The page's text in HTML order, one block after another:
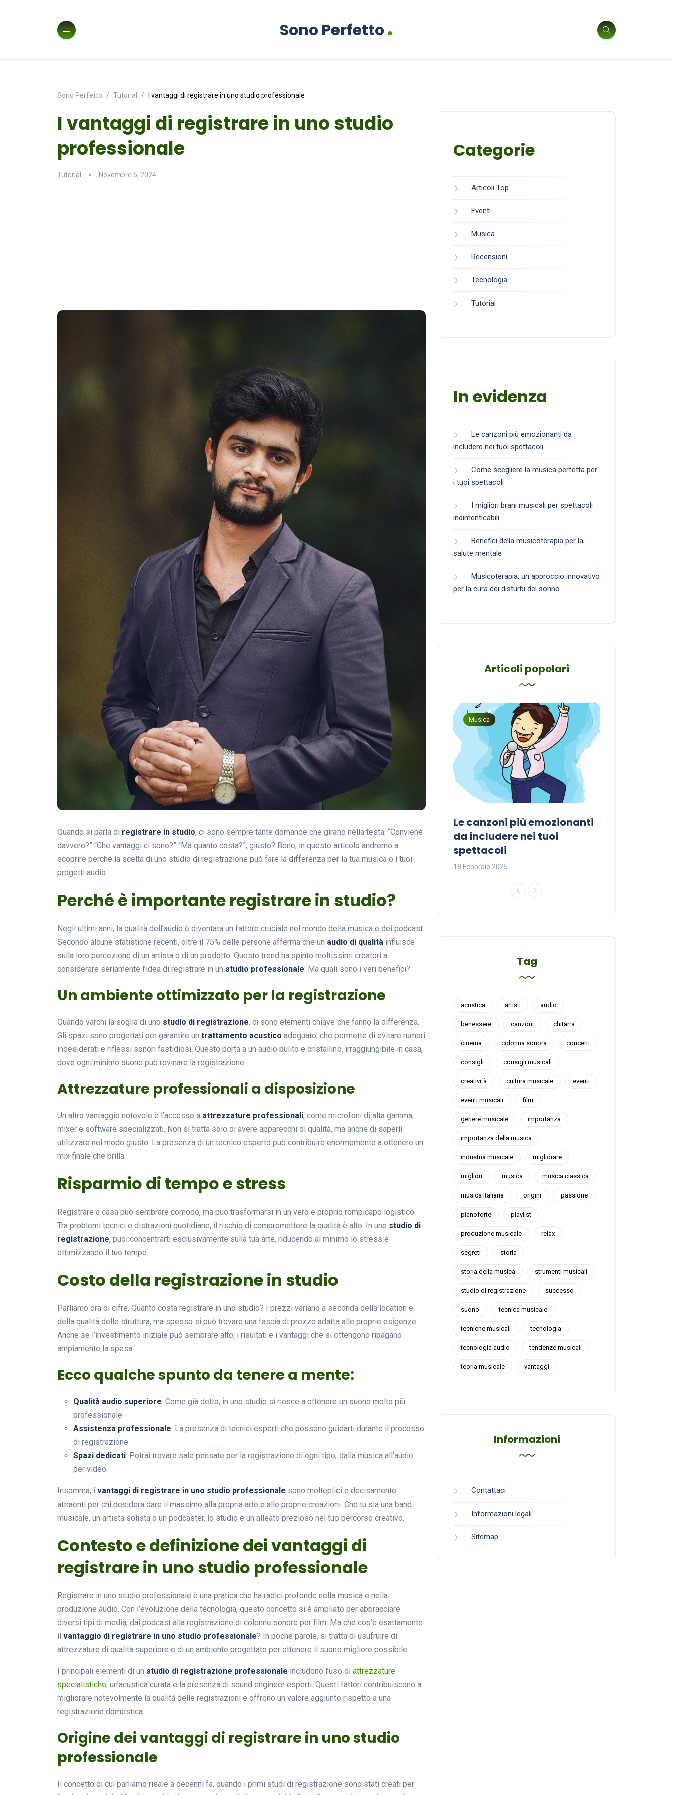
Sono Perfetto.
Sono Perfetto Tutorial I vantaggi di registrare in uno studio professionale
I vantaggi di registrare in uno studio
professionale
Tutorial Novembre 5, 2024
Quando si parla di registrare in studio, ci sono sempre tante domande che girano nella testa: “Conviene
davvero?” “Che vantaggi ci sono?” “Ma quanto costa?”, giusto? Bene, in questo articolo andremo a
scoprire perché la scelta di uno studio di registrazione può fare la differenza per la tua musica o i tuoi
progetti audio.
Perché è importante registrare in studio?
Negli ultimi anni, la qualità dell’audio è diventata un fattore cruciale nel mondo della musica e dei podcast.
Secondo alcune statistiche recenti, oltre il 75% delle persone afferma che un audio di qualità influisce
sulla loro percezione di un artista o di un prodotto. Questo trend ha spinto moltissimi creatori a
considerare seriamente l’idea di registrare in un studio professionale. Ma quali sono i veri benefici?
Un ambiente ottimizzato per la registrazione
Quando varchi la soglia di uno studio di registrazione, ci sono elementi chiave che fanno la differenza.
Gli spazi sono progettati per garantire un trattamento acustico adeguato, che permette di evitare rumori
indesiderati e riflessi sonori fastidiosi. Questo porta a un audio pulito e cristallino, irraggiungibile in casa,
dove ogni minimo suono può rovinare la registrazione.
Attrezzature professionali a disposizione
Un altro vantaggio notevole è l’accesso a attrezzature professionali, come microfoni di alta gamma,
mixer e software specializzati. Non si tratta solo di avere apparecchi di qualità, ma anche di saperli
utilizzare nel modo giusto. La presenza di un tecnico esperto può contribuire enormemente a ottenere un
mix finale che brilla.
Risparmio di tempo e stress
Registrare a casa può sembrare comodo, ma può trasformarsi in un vero e proprio rompicapo logistico.
Tra problemi tecnici e distrazioni quotidiane, il rischio di compromettere la qualità è alto. In uno studio di
registrazione, puoi concentrarti esclusivamente sulla tua arte, riducendo al minimo lo stress e
ottimizzando il tuo tempo.
Costo della registrazione in studio
Parliamo ora di cifre. Quanto costa registrare in uno studio? I prezzi variano a seconda della location e
della qualità delle struttura, ma spesso si può trovare una fascia di prezzo adatta alle proprie esigenze.
Anche se l’investimento iniziale può sembrare alto, i risultati e i vantaggi che si ottengono ripagano
ampiamente la spesa.
Ecco qualche spunto da tenere a mente:
Qualità audio superiore: Come già detto, in uno studio si riesce a ottenere un suono molto più
professionale.
Assistenza professionale: La presenza di tecnici esperti che possono guidarti durante il processo
di registrazione.
Spazi dedicati: Potrai trovare sale pensate per la registrazione di ogni tipo, dalla musica all’audio
per video.
Insomma, i vantaggi di registrare in uno studio professionale sono molteplici e decisamente
attraenti per chi desidera dare il massimo alla propria arte e alle proprie creazioni. Che tu sia una band
musicale, un artista solista o un podcaster, lo studio è un alleato prezioso nel tuo percorso creativo.
Contesto e definizione dei vantaggi di
registrare in uno studio professionale
Registrare in uno studio professionale è una pratica che ha radici profonde nella musica e nella
produzione audio. Con l’evoluzione della tecnologia, questo concetto si è ampliato per abbracciare
diversi tipi di media, dai podcast alla registrazione di colonne sonore per film. Ma che cos’è esattamente
il vantaggio di registrare in uno studio professionale? In poche parole, si tratta di usufruire di
attrezzature di qualità superiore e di un ambiente progettato per ottenere il suono migliore possibile.
I principali elementi di un studio di registrazione professionale includono l’uso di attrezzature
specialistiche, un’acustica curata e la presenza di sound engineer esperti. Questi fattori contribuiscono a
migliorare notevolmente la qualità delle registrazioni e offrono un valore aggiunto rispetto a una
registrazione domestica.
Origine dei vantaggi di registrare in uno studio
professionale
Il concetto di cui parliamo risale a decenni fa, quando i primi studi di registrazione sono stati creati per
Categorie
Articoli Top
Eventi
Musica
Recensioni
Tecnologia
Tutorial
In evidenza
Le canzoni più emozionanti da
includere nei tuoi spettacoli
Come scegliere la musica perfetta per
i tuoi spettacoli
I migliori brani musicali per spettacoli
indimenticabili
Benefici della musicoterapia per la
salute mentale
Musicoterapia: un approccio innovativo
per la cura dei disturbi del sonno
Articoli popolari
Musica
approccio innovativo per la
cura dei disturbi del sonno
Musica
Le canzoni più emozionanti
da includere nei tuoi
spettacoli
18 Febbraio 2025
Tag
acustica artisti audio
benessere canzoni chitarra
cinema colonna sonora concerti
consigli consigli musicali
creatività cultura musicale eventi
eventi musicali film
genere musicale importanza
importanza della musica
industria musicale migliorare
migliori musica musica classica
musica italiana origini passione
pianoforte playlist
produzione musicale relax
segreti storia
storia della musica strumenti musicali
studio di registrazione successo
suono tecnica musicale
tecniche musicali tecnologia
tecnologia audio tendenze musicali
teoria musicale vantaggi
Informazioni
Contattaci
Informazioni legali
Sitemap